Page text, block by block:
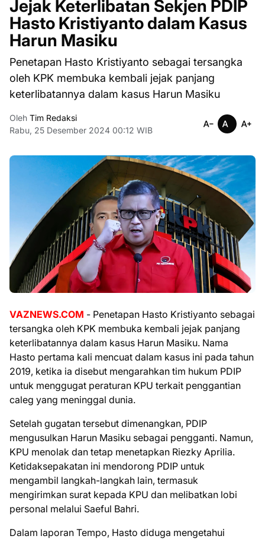
Jejak Keterlibatan Sekjen PDIP
Hasto Kristiyanto dalam Kasus
Harun Masiku
Penetapan Hasto Kristiyanto sebagai tersangka
oleh KPK membuka kembali jejak panjang
keterlibatannya dalam kasus Harun Masiku
Oleh Tim Redaksi
Rabu, 25 Desember 2024 00:12 WIB
VAZNEWS.COM - Penetapan Hasto Kristiyanto sebagai
tersangka oleh KPK membuka kembali jejak panjang
keterlibatannya dalam kasus Harun Masiku. Nama
Hasto pertama kali mencuat dalam kasus ini pada tahun
2019, ketika ia disebut mengarahkan tim hukum PDIP
untuk menggugat peraturan KPU terkait penggantian
caleg yang meninggal dunia.
Setelah gugatan tersebut dimenangkan, PDIP
mengusulkan Harun Masiku sebagai pengganti. Namun,
KPU menolak dan tetap menetapkan Riezky Aprilia.
Ketidaksepakatan ini mendorong PDIP untuk
mengambil langkah-langkah lain, termasuk
mengirimkan surat kepada KPU dan melibatkan lobi
personal melalui Saeful Bahri.
Dalam laporan Tempo, Hasto diduga mengetahui